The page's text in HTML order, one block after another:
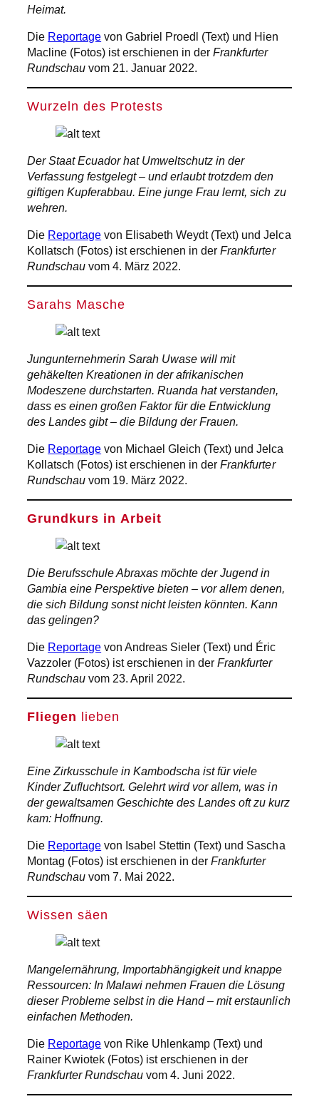
Heimat.
Die Reportage von Gabriel Proedl (Text) und Hien
Macline (Fotos) ist erschienen in derFrankfurter
Rundschau vom 21. Januar 2022.
Wurzeln des Protests
Der Staat Ecuador hat Umweltschutz in der
Verfassung festgelegt – und erlaubt trotzdem den
giftigen Kupferabbau. Eine junge Frau lernt, sich zu
wehren.
Die Reportage von Elisabeth Weydt (Text) und Jelca
Kollatsch (Fotos) ist erschienen in derFrankfurter
Rundschau vom 4. März 2022.
Sarahs Masche
Jungunternehmerin Sarah Uwase will mit
gehäkelten Kreationen in der afrikanischen
Modeszene durchstarten. Ruanda hat verstanden,
dass es einen großen Faktor für die Entwicklung
des Landes gibt – die Bildung der Frauen.
Die Reportage von Michael Gleich (Text) und Jelca
Kollatsch (Fotos) ist erschienen in derFrankfurter
Rundschau vom 19. März 2022.
Grundkurs in Arbeit
Die Berufsschule Abraxas möchte der Jugend in
Gambia eine Perspektive bieten – vor allem denen,
die sich Bildung sonst nicht leisten könnten. Kann
das gelingen?
Die Reportage von Andreas Sieler (Text) und Éric
Vazzoler (Fotos) ist erschienen in derFrankfurter
Rundschau vom 23. April 2022.
Fliegen lieben
Eine Zirkusschule in Kambodscha ist für viele
Kinder Zufluchtsort. Gelehrt wird vor allem, was in
der gewaltsamen Geschichte des Landes oft zu kurz
kam: Hoffnung.
Die Reportage von Isabel Stettin (Text) und Sascha
Montag (Fotos) ist erschienen in derFrankfurter
Rundschau vom 7. Mai 2022.
Wissen säen
Mangelernährung, Importabhängigkeit und knappe
Ressourcen: In Malawi nehmen Frauen die Lösung
dieser Probleme selbst in die Hand – mit erstaunlich
einfachen Methoden.
Die Reportage von Rike Uhlenkamp (Text) und
Rainer Kwiotek (Fotos) ist erschienen in der
Frankfurter Rundschau vom 4. Juni 2022.